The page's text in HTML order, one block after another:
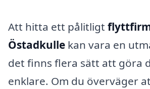
Att hitta ett pålitligt
Östadkulle kan vara en
det finns flera sätt att göra
enklare. Om du överväger